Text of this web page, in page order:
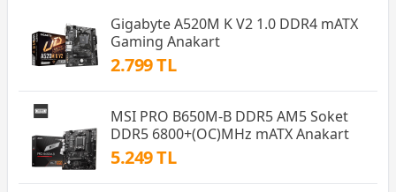
Gigabyte A520M K V2 1.0 DDR4 mATX
Gaming Anakart
2.799 TL
MSI PRO B650M-B DDR5 AM5 Soket
DDR5 6800+(OC)MHz mATX Anakart
5.249 TL